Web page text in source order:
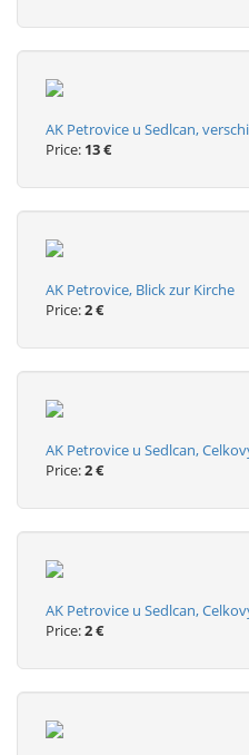
AK Petrovice u Sedlcan,
Price: 13 €
AK Petrovice, Blick zur Kirche
Price:2 €
AK Petrovice u Sedlcan,
Price:2 €
AK Petrovice u Sedlcan,
Price:2 €